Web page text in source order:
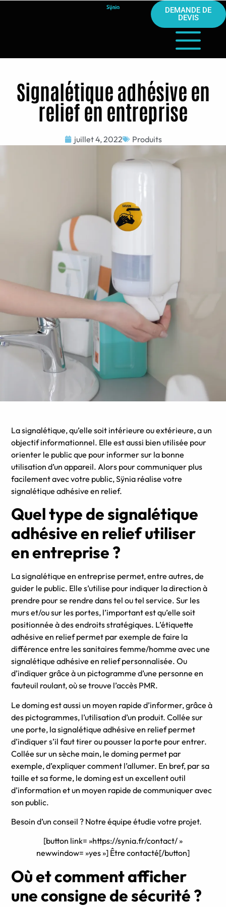
DEMANDE DE
DEVIS
Signalétique adhésive en
relief en entreprise
juillet 4, 2022 Produits
La signalétique, qu’elle soit intérieure ou extérieure, a un
objectif informationnel. Elle est aussi bien utilisée pour
orienter le public que pour informer sur la bonne
utilisation d’un appareil. Alors pour communiquer plus
facilement avec votre public, Sÿnia réalise votre
signalétique adhésive en relief.
Quel type de signalétique
adhésive en relief utiliser
en entreprise ?
La signalétique en entreprise permet, entre autres, de
guider le public. Elle s’utilise pour indiquer la direction à
prendre pour se rendre dans tel ou tel service. Sur les
murs et/ou sur les portes, l’important est qu’elle soit
positionnée à des endroits stratégiques. L’étiquette
adhésive en relief permet par exemple de faire la
différence entre les sanitaires femme/homme avec une
signalétique adhésive en relief personnalisée. Ou
d’indiquer grâce à un pictogramme d’une personne en
fauteuil roulant, où se trouve l’accès PMR.
Le doming est aussi un moyen rapide d’informer, grâce à
des pictogrammes, l’utilisation d’un produit. Collée sur
une porte, la signalétique adhésive en relief permet
d’indiquer s’il faut tirer ou pousser la porte pour entrer.
Collée sur un sèche main, le doming permet par
exemple, d’expliquer comment l’allumer. En bref, par sa
taille et sa forme, le doming est un excellent outil
d’information et un moyen rapide de communiquer avec
son public.
Besoin d’un conseil ? Notre équipe étudie votre projet.
[button link= »https://synia.fr/contact/ »
newwindow= »yes »] Être contacté[/button]
Où et comment afficher
une consigne de sécurité ?